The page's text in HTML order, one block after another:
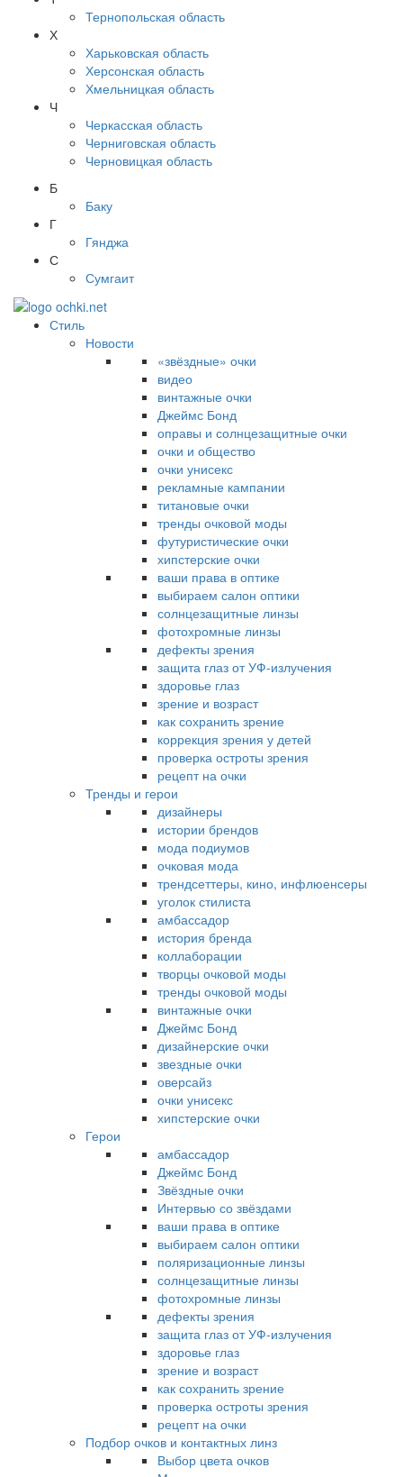
Тернопольская область
Х
Харьковская область
Херсонская область
Хмельницкая область
Ч
Черкасская область
Черниговская область
Черновицкая область
Б
Баку
Г
Гянджа
С
Сумгаит
Стиль
Новости
«звёздные» очки
видео
винтажные очки
Джеймс Бонд
оправы и солнцезащитные очки
очки и общество
очки унисекс
рекламные кампании
титановые очки
тренды очковой моды
футуристические очки
хипстерские очки
ваши права в оптике
выбираем салон оптики
солнцезащитные линзы
фотохромные линзы
дефекты зрения
защита глаз от УФ-излучения
здоровье глаз
зрение и возраст
как сохранить зрение
коррекция зрения у детей
проверка остроты зрения
рецепт на очки
Тренды и герои
дизайнеры
истории брендов
мода подиумов
очковая мода
трендсеттеры, кино, инфлюенсеры
уголок стилиста
амбассадор
история бренда
коллаборации
творцы очковой моды
тренды очковой моды
винтажные очки
Джеймс Бонд
дизайнерские очки
звездные очки
оверсайз
очки унисекс
хипстерские очки
Герои
амбассадор
Джеймс Бонд
Звёздные очки
Интервью со звёздами
ваши права в оптике
выбираем салон оптики
поляризационные линзы
солнцезащитные линзы
фотохромные линзы
дефекты зрения
защита глаз от УФ-излучения
здоровье глаз
зрение и возраст
как сохранить зрение
проверка остроты зрения
рецепт на очки
Подбор очков и контактных линз
Выбор цвета очков